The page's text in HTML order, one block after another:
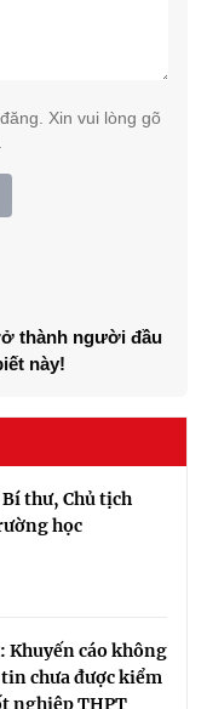
Xin vui lòng gõ
thành người đầu
này!
Bí thư, Chủ tịch
học
Khuyến cáo không
chưa được kiểm
nghiệp THPT